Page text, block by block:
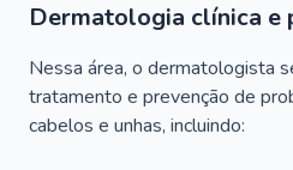
Dermatologia clínica e
Nessa área, o dermatologista
tratamento e prevenção de
cabelos e unhas, incluindo: